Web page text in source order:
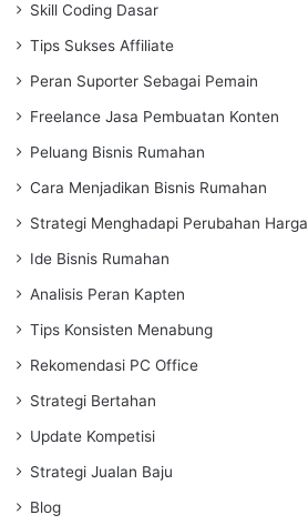
Skill Coding Dasar
Tips Sukses Affiliate
Peran Suporter Sebagai Pemain
Freelance Jasa Pembuatan Konten
Peluang Bisnis Rumahan
Cara Menjadikan Bisnis Rumahan
Strategi Menghadapi Perubahan Harga
Ide Bisnis Rumahan
Analisis Peran Kapten
Tips Konsisten Menabung
Rekomendasi PC Office
Strategi Bertahan
Update Kompetisi
Strategi Jualan Baju
Blog